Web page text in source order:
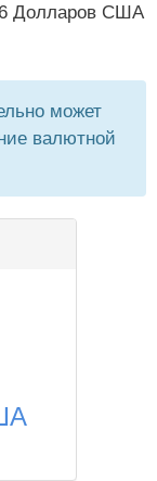
Долларов США
может
валютной